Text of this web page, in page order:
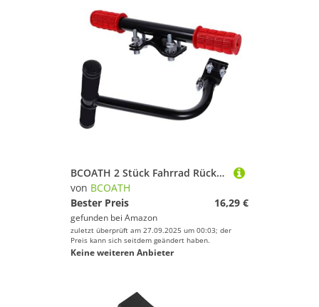
BCOATH 2 Stück Fahrrad Rücksitz Armlehnen Ergonomisch Simple Handläufe Hinten für Mountainbike Klapprad Geeignet Sichere Unterstützung für Fahrradzubehör
von BCOATH
Bester Preis
16,29 €
gefunden bei Amazon
zuletzt überprüft am 27.09.2025 um 00:03; der
Preis kann sich seitdem geändert haben.
Keine weiteren Anbieter